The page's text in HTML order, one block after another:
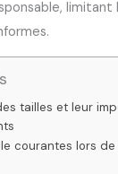
limitant
tailles et leur
courantes lors de